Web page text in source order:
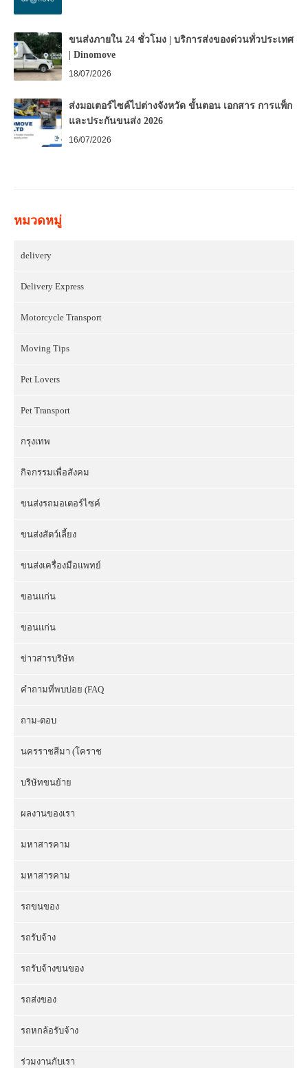
ขนส่งภายใน 24 ชั่วโมง | บริการส่งของด่วนทั่วประเทศ
| Dinomove
18/07/2026
ส่งมอเตอร์ไซค์ไปต่างจังหวัด ขั้นตอน เอกสาร การแพ็ก
และประกันขนส่ง 2026
16/07/2026
หมวดหมู่
delivery
Delivery Express
Motorcycle Transport
Moving Tips
Pet Lovers
Pet Transport
กรุงเทพ
กิจกรรมเพื่อสังคม
ขนส่งรถมอเตอร์ไซค์
ขนส่งสัตว์เลี้ยง
ขนส่งเครื่องมือแพทย์
ขอนแก่น
ขอนแก่น
ข่าวสารบริษัท
คำถามที่พบบ่อย (FAQ
ถาม-ตอบ
นครราชสีมา (โคราช
บริษัทขนย้าย
ผลงานของเรา
มหาสารคาม
มหาสารคาม
รถขนของ
รถรับจ้าง
รถรับจ้างขนของ
รถส่งของ
รถหกล้อรับจ้าง
ร่วมงานกับเรา